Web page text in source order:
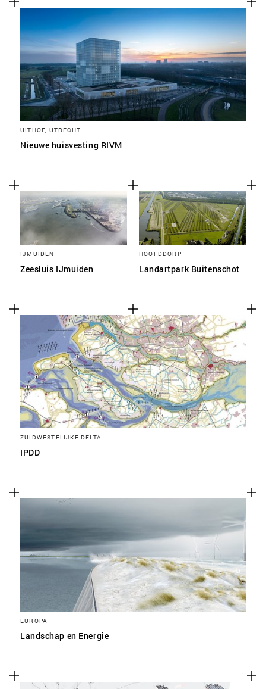
UITHOF, UTRECHT
Nieuwe huisvesting RIVM
IJMUIDEN
Zeesluis IJmuiden
HOOFDDORP
Landartpark Buitenschot
ZUIDWESTELIJKE DELTA
IPDD
EUROPA
Landschap en Energie